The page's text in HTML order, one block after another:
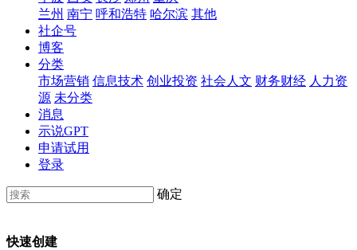
兰州 南宁 呼和浩特 哈尔滨 其他
社企号
博客
分类
市场营销 信息技术 创业投资 社会人文 财务财经 人力资
源 未分类
消息
示说GPT
申请试用
登录
确定
快速创建